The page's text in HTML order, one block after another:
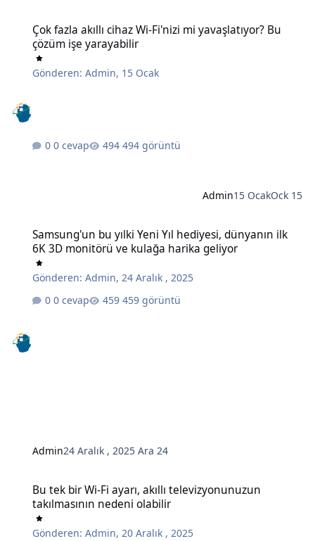
Çok fazla akıllı cihaz Wi-Fi'nizi mi yavaşlatıyor? Bu
çözüm işe yarayabilir
Gönderen:Admin, 15 Ocak
0 cevap 494 görüntü
Admin15 OcakOck 15
Samsung'un bu yılki Yeni Yıl hediyesi, dünyanın ilk
6K 3D monitörü ve kulağa harika geliyor
Gönderen:Admin,24 Aralık , 2025
0 cevap
459 görüntü
Admin24 Aralık , 2025Ara 24
Bu tek bir Wi-Fi ayarı, akıllı televizyonunuzun
takılmasının nedeni olabilir
Gönderen:Admin,20 Aralık , 2025